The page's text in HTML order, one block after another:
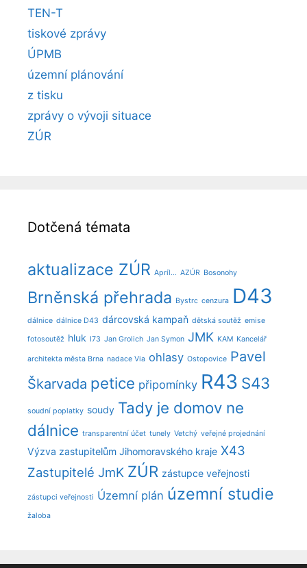
TEN-T
tiskové zprávy
ÚPMB
územní plánování
z tisku
zprávy o vývoji situace
ZÚR
Dotčená témata
aktualizace ZÚR Apríl... AZÚR Bosonohy
Brněnská přehrada Bystrc cenzura D43
dálnice dálnice D43 dárcovská kampaň dětská soutěž emise
fotosoutěž hluk I73 Jan Grolich Jan Symon JMK KAM Kancelář
architekta města Brna nadace Via ohlasy Ostopovice Pavel
Škarvada petice připomínky R43 S43
soudní poplatky soudy Tady je domov ne
dálnice transparentní účet tunely Vetchý veřejné projednání
Výzva zastupitelům Jihomoravského kraje X43
Zastupitelé JmK ZÚR zástupce veřejnosti
zástupci veřejnosti Územní plán územní studie
žaloba